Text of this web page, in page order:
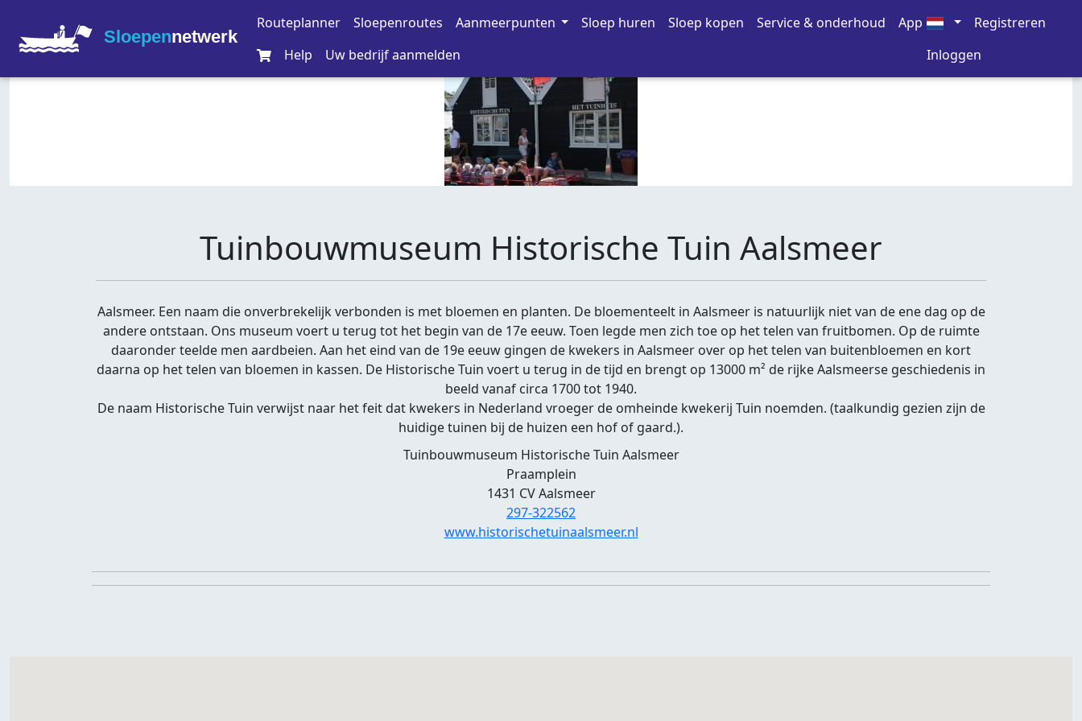
Sloepennetwerk
Routeplanner Sloepenroutes Aanmeerpunten Sloep huren Sloep kopen Service & onderhoud
App
Help
Uw bedrijf aanmelden
Registreren
Inloggen
Tuinbouwmuseum Historische Tuin Aalsmeer
Aalsmeer. Een naam die onverbrekelijk verbonden is met bloemen en planten. De bloementeelt in Aalsmeer is natuurlijk niet van de ene dag op de
andere ontstaan. Ons museum voert u terug tot het begin van de 17e eeuw. Toen legde men zich toe op het telen van fruitbomen. Op de ruimte
daaronder teelde men aardbeien. Aan het eind van de 19e eeuw gingen de kwekers in Aalsmeer over op het telen van buitenbloemen en kort
daarna op het telen van bloemen in kassen. De Historische Tuin voert u terug in de tijd en brengt op 13000 m² de rijke Aalsmeerse geschiedenis in
beeld vanaf circa 1700 tot 1940.
De naam Historische Tuin verwijst naar het feit dat kwekers in Nederland vroeger de omheinde kwekerij Tuin noemden. (taalkundig gezien zijn de
huidige tuinen bij de huizen een hof of gaard.).
Tuinbouwmuseum Historische Tuin Aalsmeer
Praamplein
1431 CV Aalsmeer
297-322562
www.historischetuinaalsmeer.nl